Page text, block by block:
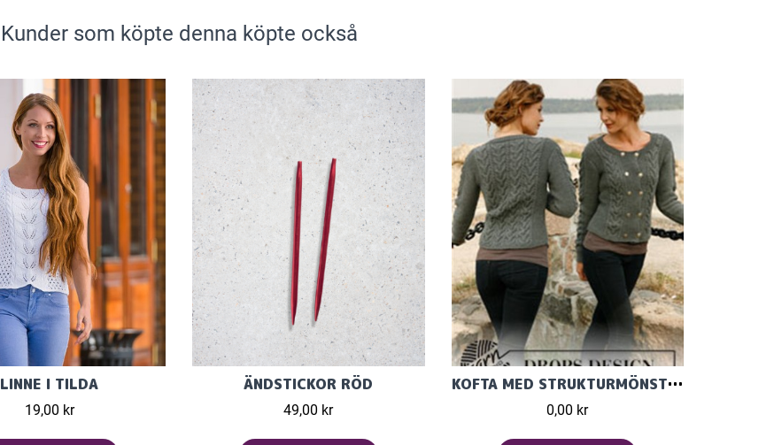
Kunder som köpte denna köpte också
LINNE I TILDA
19,00 kr
ÄNDSTICKOR RÖD
49,00 kr
KOFTA MED STRUKTURMÖNSTER I MERINO EXTRA FINE
0,00 kr